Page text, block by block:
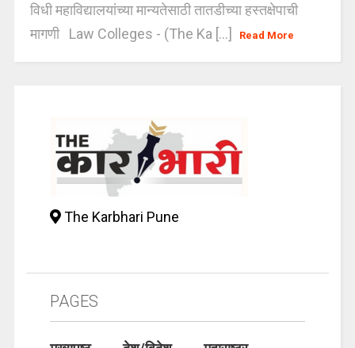
विधी महाविद्यालयांच्या मान्यतेसाठी तातडीच्या हस्तक्षेपाची
मागणी Law Colleges - (The Ka [...]
Read More
The Karbhari Pune
PAGES